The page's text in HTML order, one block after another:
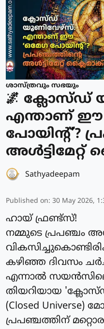
ശാസ്ത്രവും സഭയും
🌌 ക്ലോസ്ഡ്
എന്താണ് ഈ
പോയിന്റ്'?
Sathyadeepam
Published on: 30 May 2026,
ഹായ് ഫ്രണ്ട്‌സ്!
നമ്മുടെ പ്രപഞ്ചം
കഴിഞ്ഞ ദിവസം
എന്നാൽ
തിയറിയായ
(Closed
പ്രപഞ്ചത്തിന്